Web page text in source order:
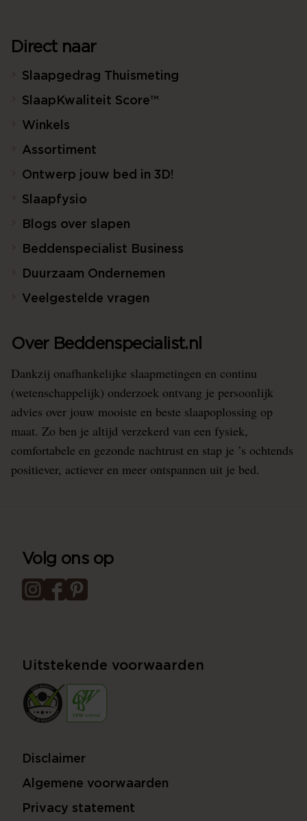
Direct naar
Slaapgedrag Thuismeting
SlaapKwaliteit Score™
Winkels
Assortiment
Ontwerp jouw bed in 3D!
Slaapfysio
Blogs over slapen
Beddenspecialist Business
Duurzaam Ondernemen
Veelgestelde vragen
Over Beddenspecialist.nl
Dankzij onafhankelijke slaapmetingen en continu
(wetenschappelijk) onderzoek ontvang je persoonlijk
advies over jouw mooiste en beste slaapoplossing op
maat. Zo ben je altijd verzekerd van een fysiek,
comfortabele en gezonde nachtrust en stap je ’s ochtends
positiever, actiever en meer ontspannen uit je bed.
Volg ons op
Uitstekende voorwaarden
Disclaimer
Algemene voorwaarden
Privacy statement